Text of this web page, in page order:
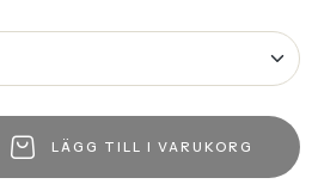
LÄGG TILL I VARUKORG